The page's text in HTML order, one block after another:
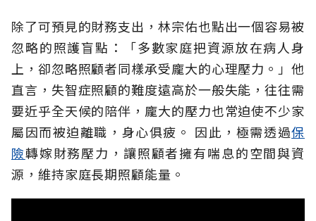
除了可預見的財務支出，林宗佑也點出一個容易被
忽略的照護盲點：「多數家庭把資源放在病人身
上，卻忽略照顧者同樣承受龐大的心理壓力。」他
直言，失智症照顧的難度遠高於一般失能，往往需
要近乎全天候的陪伴，龐大的壓力也常迫使不少家
屬因而被迫離職，身心俱疲。 因此，極需透過保
險轉嫁財務壓力，讓照顧者擁有喘息的空間與資
源，維持家庭長期照顧能量。